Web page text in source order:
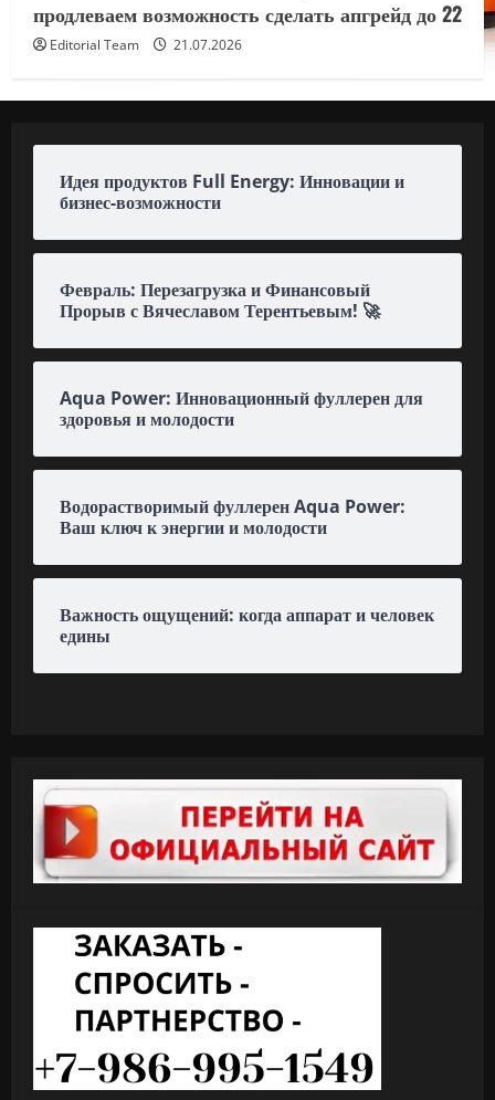
продлеваем возможность сделать апгрейд до 22
Editorial Team 21.07.2026
Идея продуктов Full Energy: Инновации и
бизнес-возможности
Февраль: Перезагрузка и Финансовый
Прорыв с Вячеславом Терентьевым! 🚀
Aqua Power: Инновационный фуллерен для
здоровья и молодости
Водорастворимый фуллерен Aqua Power:
Ваш ключ к энергии и молодости
Важность ощущений: когда аппарат и человек
едины